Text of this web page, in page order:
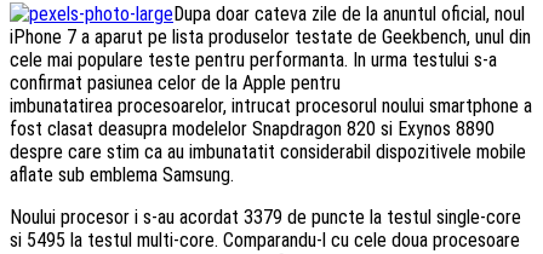
Dupa doar cateva zile de la anuntul oficial, noul
iPhone 7 a aparut pe lista produselor testate de Geekbench, unul din
cele mai populare teste pentru performanta. In urma testului s-a
confirmat pasiunea celor de la Apple pentru
imbunatatirea procesoarelor, intrucat procesorul noului smartphone a
fost clasat deasupra modelelor Snapdragon 820 si Exynos 8890
despre care stim ca au imbunatatit considerabil dispozitivele mobile
aflate sub emblema Samsung.
Noului procesor i s-au acordat 3379 de puncte la testul single-core
si 5495 la testul multi-core. Comparandu-l cu cele doua procesoare